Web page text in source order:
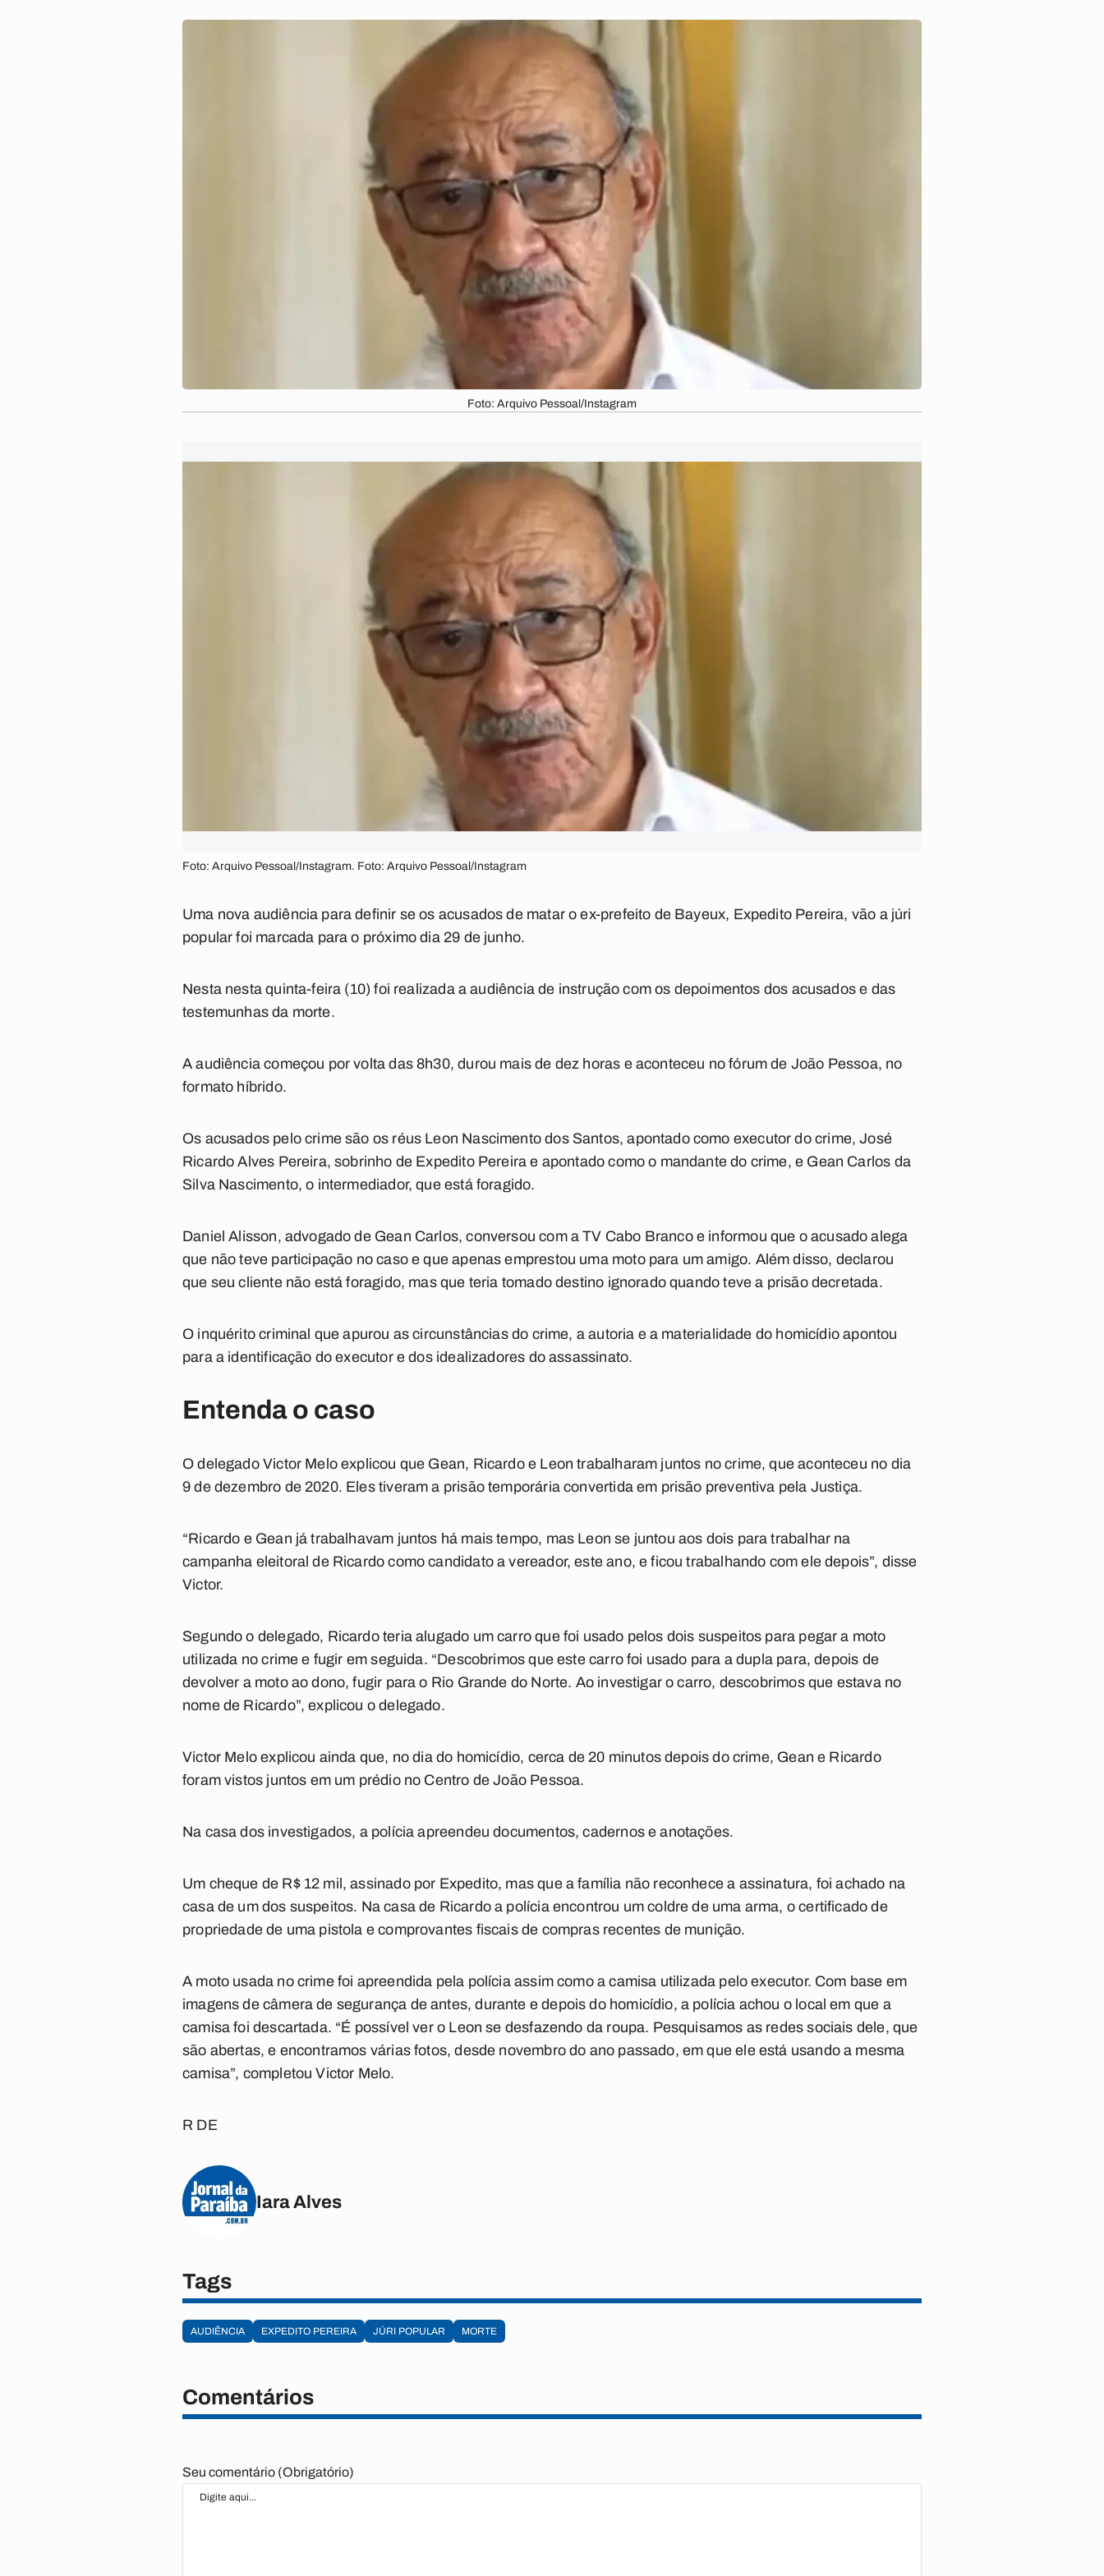
Foto: Arquivo Pessoal/Instagram
Foto: Arquivo Pessoal/Instagram. Foto: Arquivo Pessoal/Instagram
Uma nova audiência para definir se os acusados de matar o ex-prefeito de Bayeux, Expedito Pereira, vão a júri
popular foi marcada para o próximo dia 29 de junho.
Nesta nesta quinta-feira (10) foi realizada a audiência de instrução com os depoimentos dos acusados e das
testemunhas da morte.
A audiência começou por volta das 8h30, durou mais de dez horas e aconteceu no fórum de João Pessoa, no
formato híbrido.
Os acusados pelo crime são os réus Leon Nascimento dos Santos, apontado como executor do crime, José
Ricardo Alves Pereira, sobrinho de Expedito Pereira e apontado como o mandante do crime, e Gean Carlos da
Silva Nascimento, o intermediador, que está foragido.
Daniel Alisson, advogado de Gean Carlos, conversou com a TV Cabo Branco e informou que o acusado alega
que não teve participação no caso e que apenas emprestou uma moto para um amigo. Além disso, declarou
que seu cliente não está foragido, mas que teria tomado destino ignorado quando teve a prisão decretada.
O inquérito criminal que apurou as circunstâncias do crime, a autoria e a materialidade do homicídio apontou
para a identificação do executor e dos idealizadores do assassinato.
Entenda o caso
O delegado Victor Melo explicou que Gean, Ricardo e Leon trabalharam juntos no crime, que aconteceu no dia
9 de dezembro de 2020. Eles tiveram a prisão temporária convertida em prisão preventiva pela Justiça.
“Ricardo e Gean já trabalhavam juntos há mais tempo, mas Leon se juntou aos dois para trabalhar na
campanha eleitoral de Ricardo como candidato a vereador, este ano, e ficou trabalhando com ele depois”, disse
Victor.
Segundo o delegado, Ricardo teria alugado um carro que foi usado pelos dois suspeitos para pegar a moto
utilizada no crime e fugir em seguida. “Descobrimos que este carro foi usado para a dupla para, depois de
devolver a moto ao dono, fugir para o Rio Grande do Norte. Ao investigar o carro, descobrimos que estava no
nome de Ricardo”, explicou o delegado.
Victor Melo explicou ainda que, no dia do homicídio, cerca de 20 minutos depois do crime, Gean e Ricardo
foram vistos juntos em um prédio no Centro de João Pessoa.
Na casa dos investigados, a polícia apreendeu documentos, cadernos e anotações.
Um cheque de R$ 12 mil, assinado por Expedito, mas que a família não reconhece a assinatura, foi achado na
casa de um dos suspeitos. Na casa de Ricardo a polícia encontrou um coldre de uma arma, o certificado de
propriedade de uma pistola e comprovantes fiscais de compras recentes de munição.
A moto usada no crime foi apreendida pela polícia assim como a camisa utilizada pelo executor. Com base em
imagens de câmera de segurança de antes, durante e depois do homicídio, a polícia achou o local em que a
camisa foi descartada. “É possível ver o Leon se desfazendo da roupa. Pesquisamos as redes sociais dele, que
são abertas, e encontramos várias fotos, desde novembro do ano passado, em que ele está usando a mesma
camisa”, completou Victor Melo.
R DE
Iara Alves
Tags
AUDIÊNCIA EXPEDITO PEREIRA JÚRI POPULAR MORTE
Comentários
Seu comentário (Obrigatório)